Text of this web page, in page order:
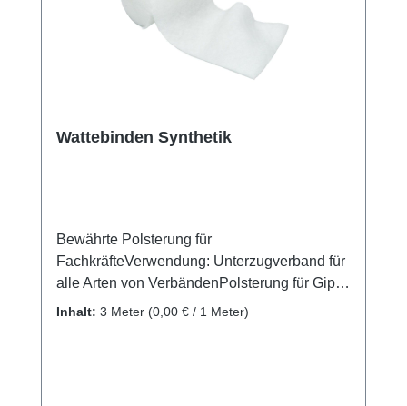
Wattebinden Synthetik
Bewährte Polsterung für
FachkräfteVerwendung: Unterzugverband für
alle Arten von VerbändenPolsterung für Gipse
und Schienen Produktqualität: 100%
Inhalt: 3 Meter (0,00 € / 1 Meter)